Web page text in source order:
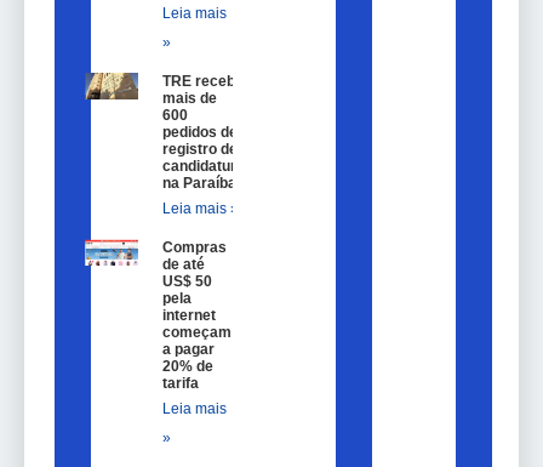
Leia mais
»
TRE recebe
mais de
600
pedidos de
registro de
candidatura
na Paraíba
Leia mais »
Compras
de até
US$ 50
pela
internet
começam
a pagar
20% de
tarifa
Leia mais
»